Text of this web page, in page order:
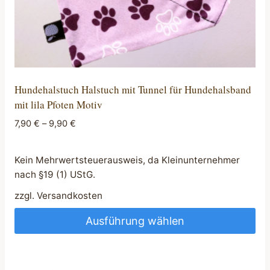
Hundehalstuch Halstuch mit Tunnel für Hundehalsband
mit lila Pfoten Motiv
7,90 € – 9,90 €
Kein Mehrwertsteuerausweis, da Kleinunternehmer
nach §19 (1) UStG.
zzgl. Versandkosten
Ausführung wählen